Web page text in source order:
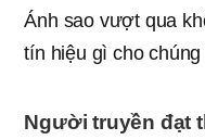
Ánh sao vượt qua
tín hiệu gì cho chúng
Người truyền đạt